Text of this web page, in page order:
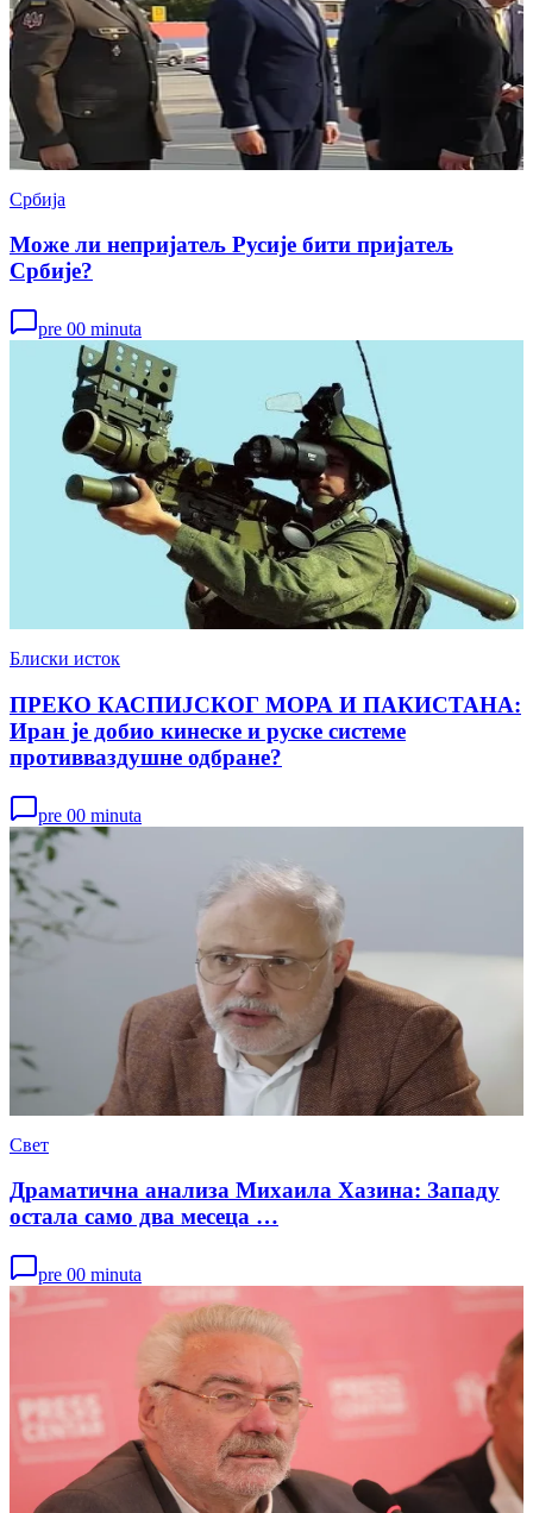
Србија
Може ли непријатељ Русије бити пријатељ
Србије?
pre 00 minuta
Блиски исток
ПРЕКО КАСПИЈСКОГ МОРА И ПАКИСТАНА:
Иран је добио кинеске и руске системе
противваздушне одбране?
pre 00 minuta
Свет
Драматична анализа Михаила Хазина: Западу
остала само два месеца …
pre 00 minuta